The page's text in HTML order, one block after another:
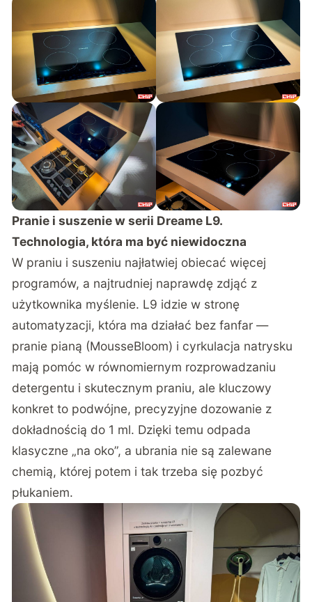
Pranie i suszenie w serii Dreame L9.
Technologia, która ma być niewidoczna
W praniu i suszeniu najłatwiej obiecać więcej
programów, a najtrudniej naprawdę zdjąć z
użytkownika myślenie. L9 idzie w stronę
automatyzacji, która ma działać bez fanfar —
pranie pianą (MousseBloom) i cyrkulacja natrysku
mają pomóc w równomiernym rozprowadzaniu
detergentu i skutecznym praniu, ale kluczowy
konkret to podwójne, precyzyjne dozowanie z
dokładnością do 1 ml. Dzięki temu odpada
klasyczne „na oko”, a ubrania nie są zalewane
chemią, której potem i tak trzeba się pozbyć
płukaniem.